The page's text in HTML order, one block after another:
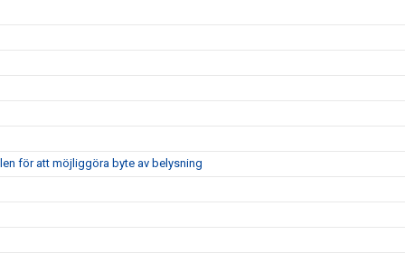
för att möjliggöra byte av belysning